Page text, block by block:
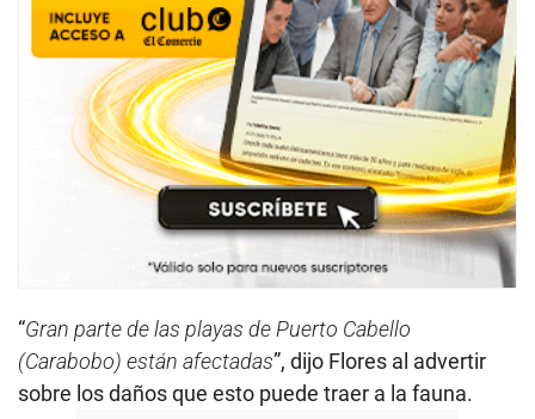
“Gran parte de las playas de Puerto Cabello
(Carabobo) están afectadas”, dijo Flores al advertir
sobre los daños que esto puede traer a la fauna.